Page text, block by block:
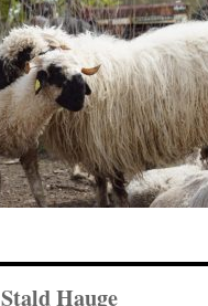
Stald Hauge